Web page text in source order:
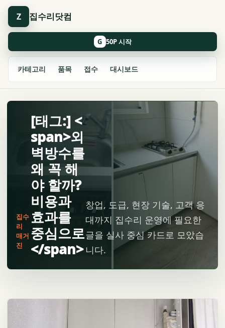
Z 집수리닷컴
카테고리 품목 접수 대시보드
G
집수
리
매거
진
[태그:] <
span>외
벽방수를
왜 꼭 해
야 할까?
비용과
효과를
중심으로
</span>
창업, 도급, 현장 기술, 고객 응
대까지 집수리 운영에 필요한
글을 실사 중심 카드로 모았습
니다.